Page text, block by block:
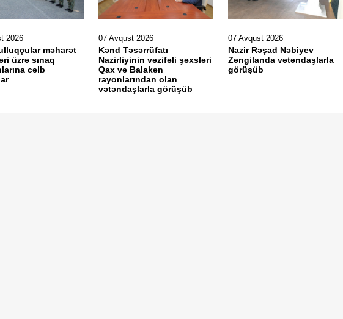
2026
məharət
üzrə sınaq
cəlb
07 Avqust 2026
Kənd Təsərrüfatı
Nazirliyinin vəzifəli şəxsləri
Qax və Balakən
rayonlarından olan
vətəndaşlarla görüşüb
07 Avqust 2026
Nazir Rəşad Nəbiyev
Zəngilanda vətəndaşlarla
görüşüb